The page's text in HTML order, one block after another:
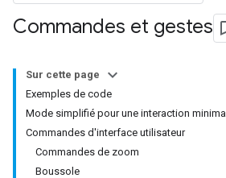
Commandes et gestes
Sur cette page
Exemples de code
Mode simplifié pour une interaction
Commandes d'interface utilisateur
Commandes de zoom
Boussole